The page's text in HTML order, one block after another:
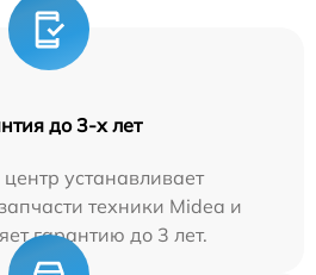
до 3-х лет
устанавливает
техники Midea и
гарантию до 3 лет.